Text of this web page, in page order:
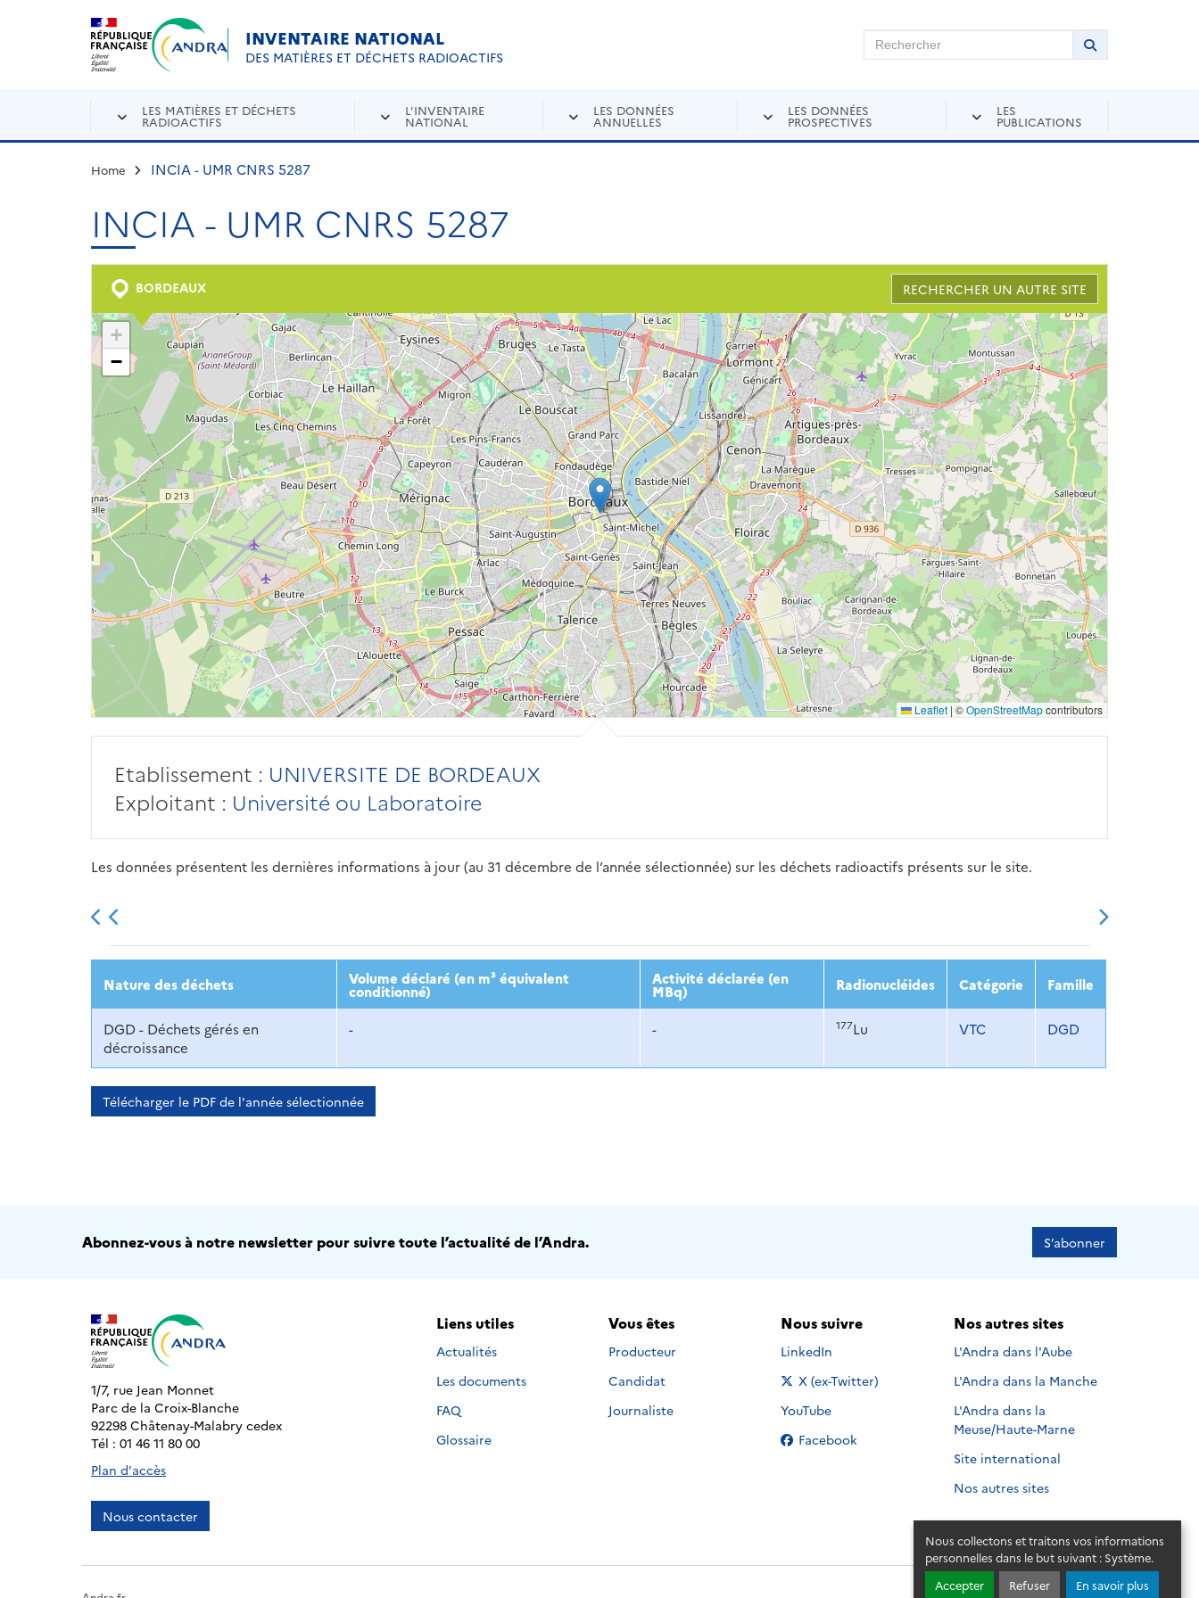
Nous collectons et traitons vos informations
personnelles dans le but suivant : Système.
Accepter
Refuser En savoir plus
Aller au contenu principal
INVENTAIRE NATIONAL
DES MATIÈRES ET DÉCHETS RADIOACTIFS
Rechercher sur Andra Inventaire Rechercher
Lancer la
LES MATIÈRES ET DÉCHETS
RADIOACTIFS
L'INVENTAIRE
NATIONAL
LES DONNÉES
ANNUELLES
LES DONNÉES
PROSPECTIVES
LES
PUBLICATIONS
Home INCIA - UMR CNRS 5287
INCIA - UMR CNRS 5287
BORDEAUX RECHERCHER UN AUTRE SITE
+
−
Leaflet | ©OpenStreetMapcontributors
Etablissement : UNIVERSITE DE BORDEAUX
Exploitant : Université ou Laboratoire
Les données présentent les dernières informations à jour (au 31 décembre de l’année sélectionnée) sur les déchets radioactifs présents sur le site.
2013 2014 2015 2016 2017 2018 2019 2020 2021 2022 2023
Nature des déchets Volume déclaré (en m³ équivalent
conditionné)
Activité déclarée (en
MBq) Radionucléides Catégorie Famille
DGD - Déchets gérés en
décroissance
- - 177Lu VTC DGD
Télécharger le PDF de l'année sélectionnée
Abonnez-vous à notre newsletter pour suivre toute l’actualité de l’Andra. S’abonner
1/7, rue Jean Monnet
Parc de la Croix-Blanche
92298 Châtenay-Malabry cedex
Tél : 01 46 11 80 00
Plan d'accès
Nous contacter
Liens utiles
Actualités
Les documents
FAQ
Glossaire
Vous êtes
Producteur
Candidat
Journaliste
Nous suivre
Nous suivre sur
LinkedIn
Nous suivre sur
X (ex-Twitter)
Nous suivre sur
YouTube
Nous suivre sur
Facebook
Nos autres sites
L'Andra dans l'Aube
L'Andra dans la Manche
L'Andra dans la
Meuse/Haute-Marne
Site international
Nos autres sites